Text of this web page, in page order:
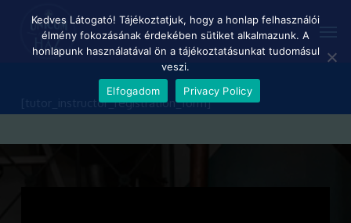
[tutor_instructor_registration_form]
Kedves Látogató! Tájékoztatjuk, hogy a honlap felhasználói
élmény fokozásának érdekében sütiket alkalmazunk. A
honlapunk használatával ön a tájékoztatásunkat tudomásul
veszi.
Elfogadom
Privacy Policy